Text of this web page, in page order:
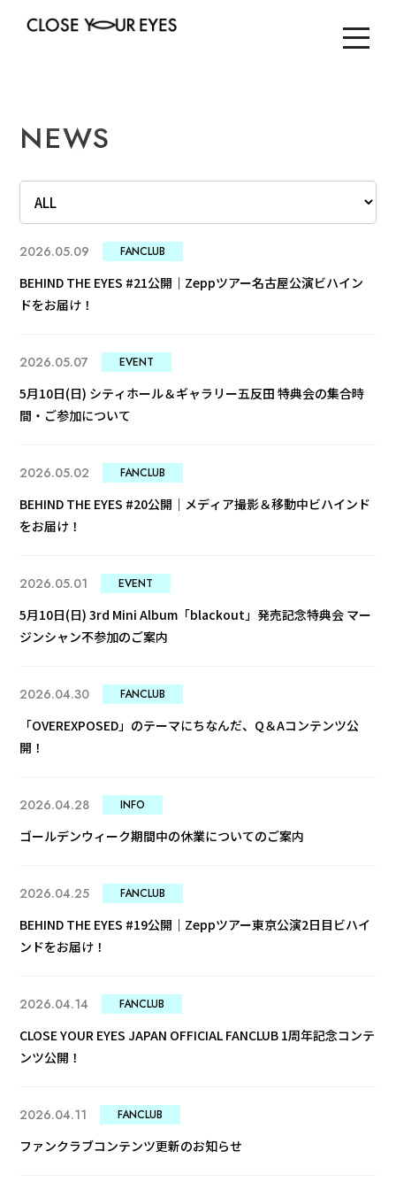
NEWS
2026.05.09 FANCLUB
BEHIND THE EYES #21公開｜Zeppツアー名古屋公演ビハイン
ドをお届け！
2026.05.07 EVENT
5月10日(日) シティホール＆ギャラリー五反田 特典会の集合時
間・ご参加について
2026.05.02 FANCLUB
BEHIND THE EYES #20公開｜メディア撮影＆移動中ビハインド
をお届け！
2026.05.01 EVENT
5月10日(日) 3rd Mini Album「blackout」発売記念特典会 マー
ジンシャン不参加のご案内
2026.04.30 FANCLUB
「OVEREXPOSED」のテーマにちなんだ、Q＆Aコンテンツ公
開！
2026.04.28 INFO
ゴールデンウィーク期間中の休業についてのご案内
2026.04.25 FANCLUB
BEHIND THE EYES #19公開｜Zeppツアー東京公演2日目ビハイ
ンドをお届け！
2026.04.14 FANCLUB
CLOSE YOUR EYES JAPAN OFFICIAL FANCLUB 1周年記念コンテ
ンツ公開！
2026.04.11 FANCLUB
ファンクラブコンテンツ更新のお知らせ